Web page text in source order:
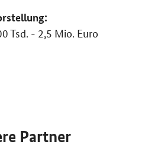
Tsd. - 2,5 Mio. Euro
Partner